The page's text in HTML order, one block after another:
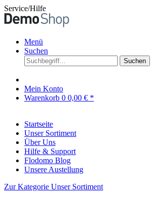
Service/Hilfe
Menü
Suchen
Suchen
Mein Konto
Warenkorb 0 0,00 € *
Startseite
Unser Sortiment
Über Uns
Hilfe & Support
Flodomo Blog
Unsere Austellung
Zur Kategorie Unser Sortiment